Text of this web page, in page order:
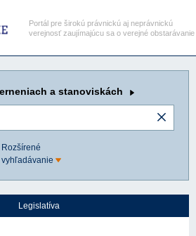
Portál pre širokú právnickú aj neprávnickú
verejnosť zaujímajúcu sa o verejné obstarávanie
a stanoviskách
Rozšírené
vyhľadávanie
Legislatíva